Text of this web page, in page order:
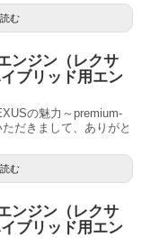
む
ンジン（レクサ
ブリッド用エン
の魅力～premium-
だきまして、ありがと
む
ンジン（レクサ
ブリッド用エン